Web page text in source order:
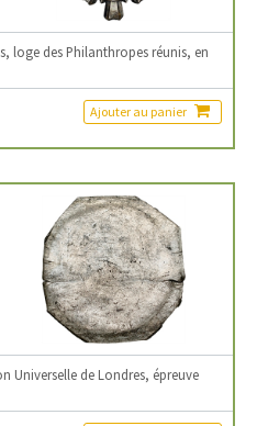
loge des Philanthropes réunis, en
Ajouter au panier
Universelle de Londres, épreuve